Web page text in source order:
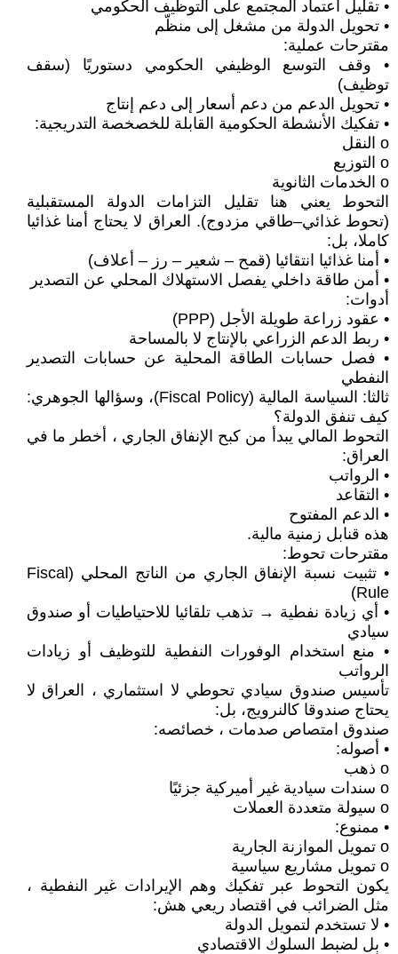
• تقليل اعتماد المجتمع على التوظيف الحكومي
• تحويل الدولة من مشغل إلى منظّم
مقترحات عملية:
• وقف التوسع الوظيفي الحكومي دستوريًا (سقف
توظيف)
• تحويل الدعم من دعم أسعار إلى دعم إنتاج
• تفكيك الأنشطة الحكومية القابلة للخصخصة التدريجية:
o النقل
o التوزيع
o الخدمات الثانوية
التحوط يعني هنا تقليل التزامات الدولة المستقبلية
(تحوط غذائي–طاقي مزدوج). العراق لا يحتاج أمنا غذائيا
كاملا، بل:
• أمنا غذائيا انتقائيا (قمح – شعير – رز – أعلاف)
• أمن طاقة داخلي يفصل الاستهلاك المحلي عن التصدير
أدوات:
• عقود زراعة طويلة الأجل (PPP)
• ربط الدعم الزراعي بالإنتاج لا بالمساحة
• فصل حسابات الطاقة المحلية عن حسابات التصدير
النفطي
ثالثا: السياسة المالية (Fiscal Policy)، وسؤالها الجوهري:
كيف تنفق الدولة؟
التحوط المالي يبدأ من كبح الإنفاق الجاري ، أخطر ما في
العراق:
• الرواتب
• التقاعد
• الدعم المفتوح
هذه قنابل زمنية مالية.
مقترحات تحوط:
• تثبيت نسبة الإنفاق الجاري من الناتج المحلي (Fiscal
Rule)
• أي زيادة نفطية → تذهب تلقائيا للاحتياطيات أو صندوق
سيادي
• منع استخدام الوفورات النفطية للتوظيف أو زيادات
الرواتب
تأسيس صندوق سيادي تحوطي لا استثماري ، العراق لا
يحتاج صندوقا كالنرويج، بل:
صندوق امتصاص صدمات ، خصائصه:
• أصوله:
o ذهب
o سندات سيادية غير أميركية جزئيًا
o سيولة متعددة العملات
• ممنوع:
o تمويل الموازنة الجارية
o تمويل مشاريع سياسية
يكون التحوط عبر تفكيك وهم الإيرادات غير النفطية ،
مثل الضرائب في اقتصاد ريعي هش:
• لا تستخدم لتمويل الدولة
• بل لضبط السلوك الاقتصادي